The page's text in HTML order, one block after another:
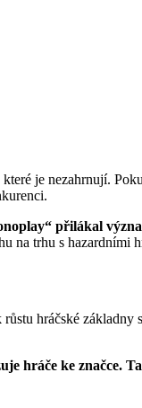
je nezahrnují.
přilákal
na trhu s hazardními
hráčské
hráče ke značce.